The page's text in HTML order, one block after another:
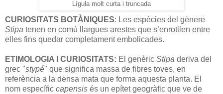
Lígula molt curta i truncada
CURIOSITATS BOTÀNIQUES: Les espècies del gènere
Stipa tenen en comú llargues arestes que s’enrotllen entre
elles fins quedar completament embolicades.
ETIMOLOGIA I CURIOSITATS: El genèric Stipa deriva del
grec "stypé" que significa massa de fibres toves, en
referència a la densa mata que forma aquesta planta. El
nom específic capensis és un epítet geogràfic que ve de